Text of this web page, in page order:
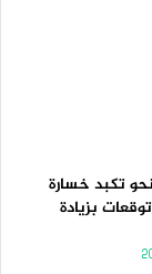
تكبد خسارة
بزيادة